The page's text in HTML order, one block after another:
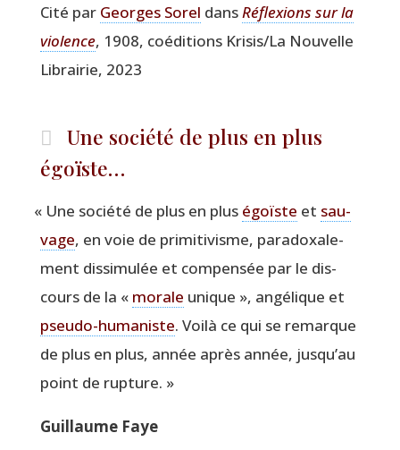
Cité par Georges Sorel dansRéflexions sur la
vio­lence, 1908, coédi­tions Krisis/La Nou­velle
Librai­rie, 2023
Une société de plus en plus
égoïste…
« Une socié­té de plus en plus égoïste et sau­
vage, en voie de pri­mi­ti­visme, para­doxa­le­
ment dis­si­mu­lée et com­pen­sée par le dis­
cours de la « morale unique », angé­lique et
pseu­do-huma­niste. Voi­là ce qui se remarque
de plus en plus, année après année, jusqu’au
point de rupture. »
Guillaume Faye